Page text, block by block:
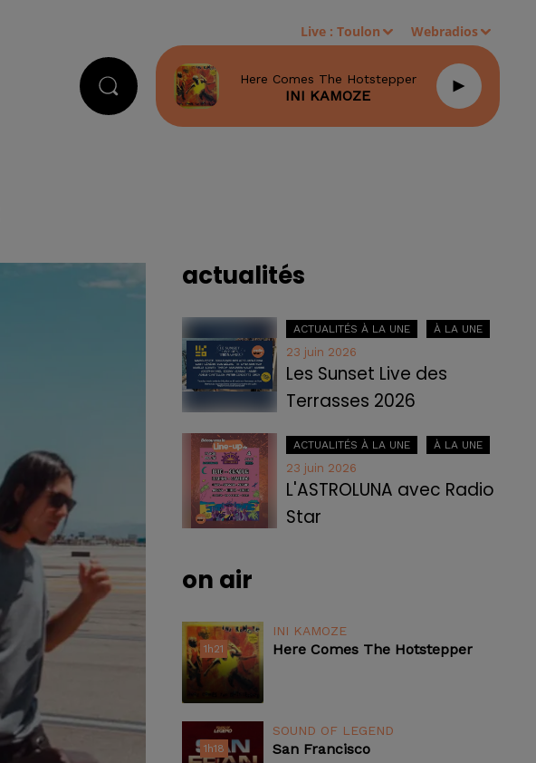
Live :Toulon Webradios
Here Comes The Hotstepper
INI KAMOZE
actualités
ACTUALITÉS À LA UNE À LA UNE
23 juin 2026
Les Sunset Live des
Terrasses 2026
ACTUALITÉS À LA UNE À LA UNE
23 juin 2026
L'ASTROLUNA avec Radio
Star
on air
1h21
1h21
INI KAMOZE
Here Comes The Hotstepper
1h18
1h18
SOUND OF LEGEND
San Francisco